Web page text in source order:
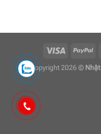
Copyright 2026 ©